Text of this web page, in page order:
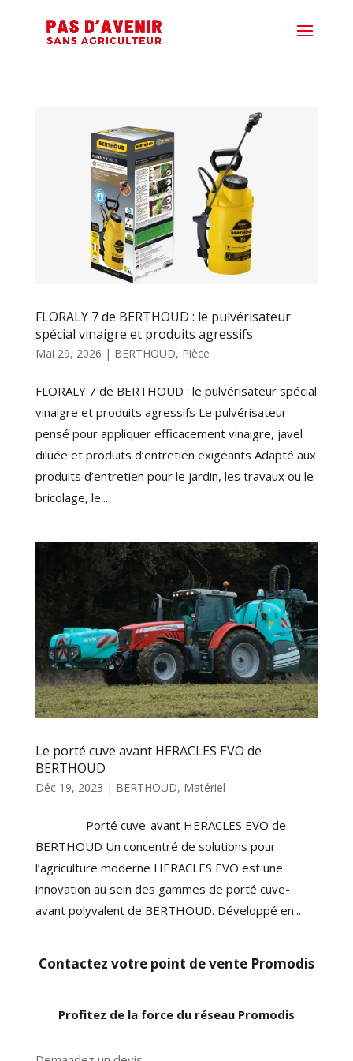
FLORALY 7 de BERTHOUD : le pulvérisateur
spécial vinaigre et produits agressifs
Mai 29, 2026 | BERTHOUD, Pièce
FLORALY 7 de BERTHOUD : le pulvérisateur spécial
vinaigre et produits agressifs Le pulvérisateur
pensé pour appliquer efficacement vinaigre, javel
diluée et produits d’entretien exigeants Adapté aux
produits d’entretien pour le jardin, les travaux ou le
bricolage, le...
Le porté cuve avant HERACLES EVO de
BERTHOUD
Déc 19, 2023 | BERTHOUD, Matériel
Porté cuve-avant HERACLES EVO de
BERTHOUD Un concentré de solutions pour
l’agriculture moderne HERACLES EVO est une
innovation au sein des gammes de porté cuve-
avant polyvalent de BERTHOUD. Développé en...
Contactez votre point de vente Promodis
Profitez de la force du réseau Promodis